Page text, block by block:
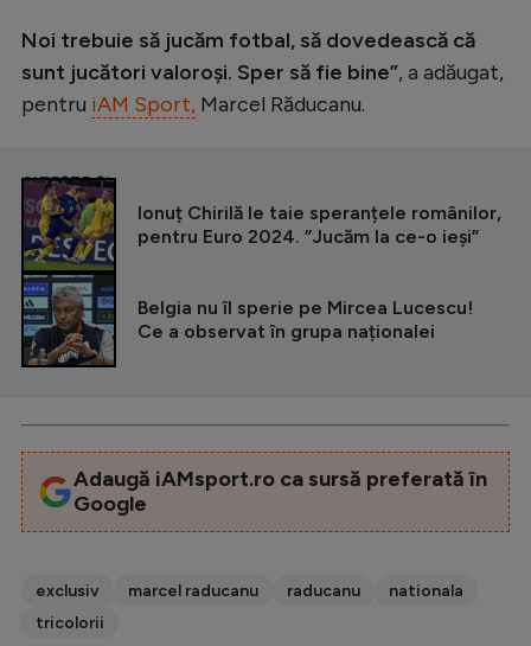
Noi trebuie să jucăm fotbal, să dovedească că
sunt jucători valoroși. Sper să fie bine”, a adăugat,
pentru iAM Sport, Marcel Răducanu.
CITEȘTE ȘI
Ionuț Chirilă le taie speranțele românilor,
pentru Euro 2024. ”Jucăm la ce-o ieși”
Belgia nu îl sperie pe Mircea Lucescu!
Ce a observat în grupa naționalei
Adaugă iAMsport.ro ca sursă preferată în
Google
exclusiv marcel raducanu raducanu
nationala
tricolorii